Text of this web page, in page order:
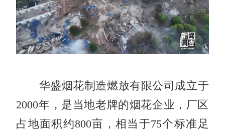
华盛烟花制造燃放有限公司成立于
2000年，是当地老牌的烟花企业，厂区
占地面积约800亩，相当于75个标准足